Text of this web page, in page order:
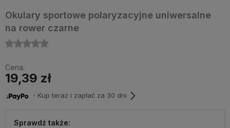
Okulary sportowe polaryzacyjne uniwersalne
na rower czarne
Cena:
19,39 zł
・Kup teraz i zapłać za 30 dni
Sprawdź także: